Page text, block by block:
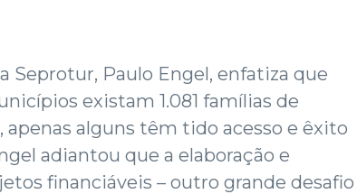
Seprotur, Paulo Engel, enfatiza que
existam 1.081 famílias de
alguns têm tido acesso e êxito
adiantou que a elaboração e
financiáveis – outro grande desafio